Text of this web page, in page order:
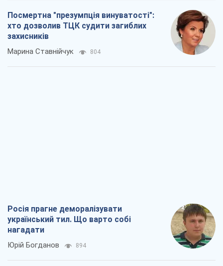
Посмертна "презумпція винуватості":
хто дозволив ТЦК судити загиблих
захисників
Марина Ставнійчук 804
Росія прагне деморалізувати
український тил. Що варто собі
нагадати
Юрій Богданов 894